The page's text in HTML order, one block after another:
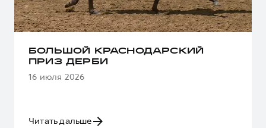
БОЛЬШОЙ КРАСНОДАРСКИЙ
ПРИЗ ДЕРБИ
16 июля 2026
Читать дальше